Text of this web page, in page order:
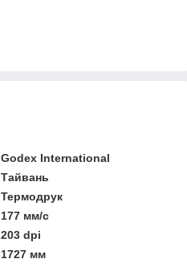
Godex International
Тайвань
Термодрук
177 мм/с
203 dpi
1727 мм